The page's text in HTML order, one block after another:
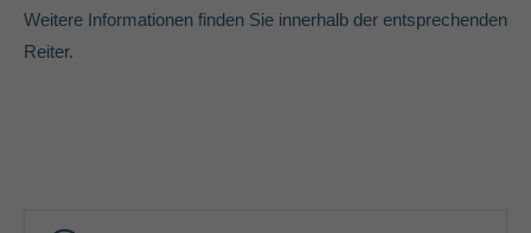
Cybersteel Inc.
376-293 City Road, Suite 600
Weitere Informationen finden Sie innerhalb der entsprechenden
Reiter.